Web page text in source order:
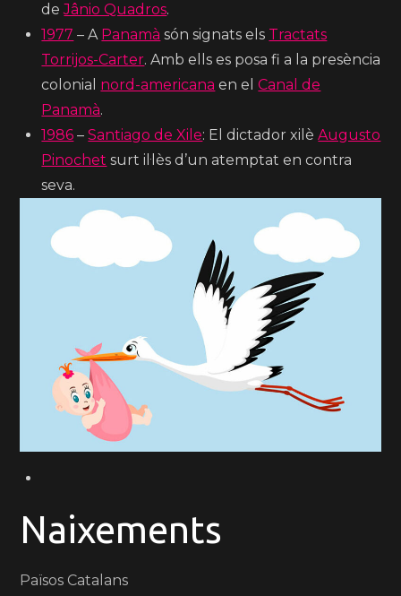
deJânio Quadros.
1977 – A Panamà són signats els Tractats
Torrijos-Carter. Amb ells es posa fi a la presència
colonial nord-americana en elCanal de
Panamà.
1986 –Santiago de Xile: El dictador xilèAugusto
Pinochet surt il·lès d’un atemptat en contra
seva.
Naixements
Països Catalans